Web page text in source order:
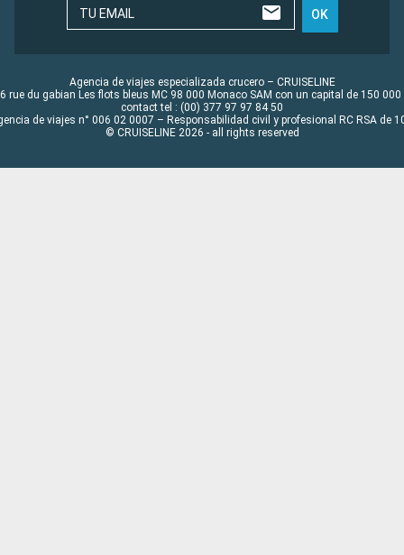
TU EMAIL OK
Agencia de viajes especializada crucero – CRUISELINE
rue du gabian Les flots bleus MC 98 000 Monaco SAM con un capital de 150 000
contact tel : (00) 377 97 97 84 50
de viajes n° 006 02 0007 – Responsabilidad civil y profesional RC RSA de
© CRUISELINE 2026 - all rights reserved